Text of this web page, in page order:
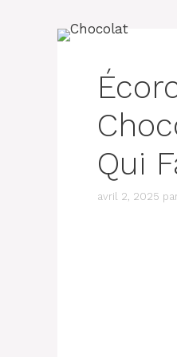
Qui
avril 2, 2025